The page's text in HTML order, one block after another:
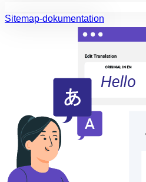
Sitemap-dokumentation